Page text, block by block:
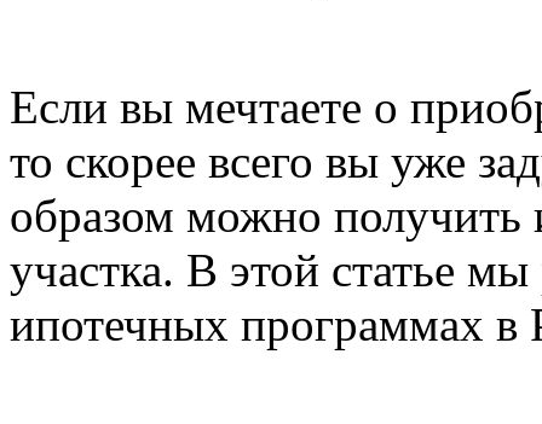
Если вы мечтаете о
то скорее всего вы уже
образом можно получить
участка. В этой статье
ипотечных программах в